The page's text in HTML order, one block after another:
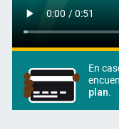
En
plan.